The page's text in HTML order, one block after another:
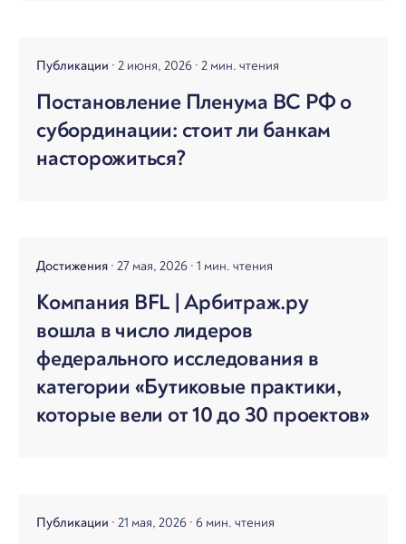
Публикации 2 июня, 2026 2 мин. чтения
Постановление Пленума ВС РФ о
субординации: стоит ли банкам
насторожиться?
Достижения 27 мая, 2026 1 мин. чтения
Компания BFL | Арбитраж.ру
вошла в число лидеров
федерального исследования в
категории «Бутиковые практики,
которые вели от 10 до 30 проектов»
Публикации 21 мая, 2026 6 мин. чтения